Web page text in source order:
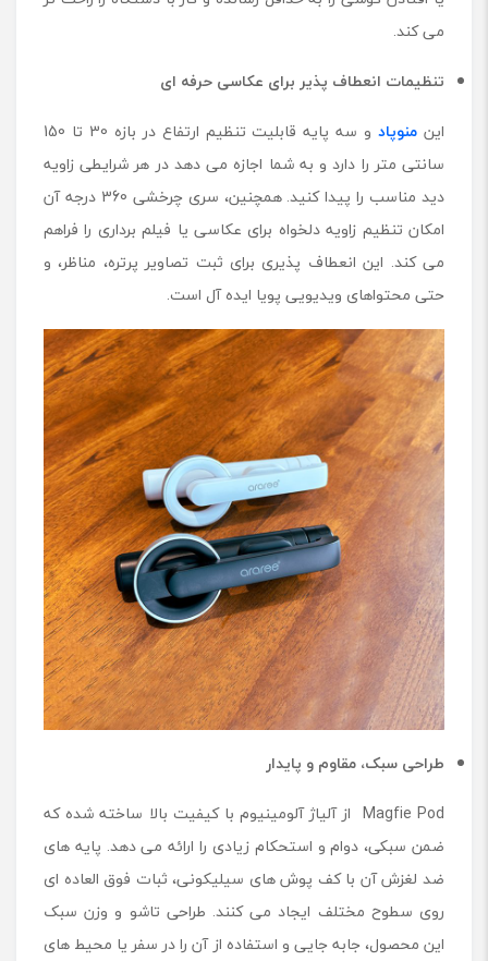
می کند.
تنظیمات انعطاف پذیر برای عکاسی حرفه ای
این منوپاد
و سه پایه قابلیت تنظیم ارتفاع در بازه 30 تا 150
سانتی متر را دارد و به شما اجازه می دهد در هر شرایطی زاویه
دید مناسب را پیدا کنید. همچنین، سری چرخشی 360 درجه آن
امکان تنظیم زاویه دلخواه برای عکاسی یا فیلم برداری را فراهم
می کند. این انعطاف پذیری برای ثبت تصاویر پرتره، مناظر، و
حتی محتواهای ویدیویی پویا ایده آل است.
طراحی سبک، مقاوم و پایدار
Magfie Pod از آلیاژ آلومینیوم با کیفیت بالا ساخته شده که
ضمن سبکی، دوام و استحکام زیادی را ارائه می دهد. پایه های
ضد لغزش آن با کف پوش های سیلیکونی، ثبات فوق العاده ای
روی سطوح مختلف ایجاد می کنند. طراحی تاشو و وزن سبک
این محصول، جابه جایی و استفاده از آن را در سفر یا محیط های